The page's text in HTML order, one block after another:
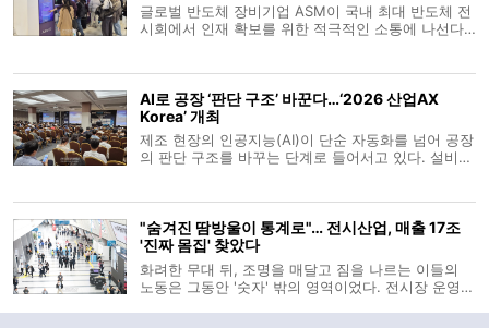
글로벌 반도체 장비기업 ASM이 국내 최대 반도체 전
시회에서 인재 확보를 위한 적극적인 소통에 나선다.
10일 밝혔다. 부스 2층 통
AI로 공장 ‘판단 구조’ 바꾼다…‘2026 산업AX
Korea’ 개최
제조 현장의 인공지능(AI)이 단순 자동화를 넘어 공장
의 판단 구조를 바꾸는 단계로 들어서고 있다. 설비가
이 같은 산업 현장의 변화를
"숨겨진 땀방울이 통계로"… 전시산업, 매출 17조
'진짜 몸집' 찾았다
화려한 무대 뒤, 조명을 매달고 짐을 나르는 이들의
노동은 그동안 '숫자' 밖의 영역이었다. 전시장 운영자